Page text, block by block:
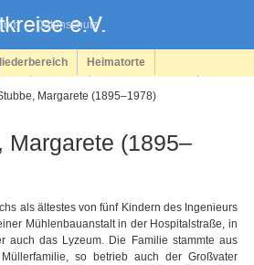
Datenschutz
Heimatorte
Margarete (1895–1978)
Margarete (1895–
als ältestes von fünf Kindern des Ingenieurs
Mühlenbauanstalt in der Hospitalstraße, in
auch das Lyzeum. Die Familie stammte aus
so betrieb auch der Großvater